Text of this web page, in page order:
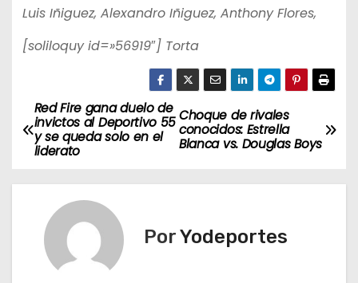
Luis Iñiguez, Alexandro Iñiguez, Anthony Flores,
[soliloquy id=»56919″] Torta
N
a
v
Choque de rivales
conocidos: Estrella
Blanca vs. Douglas Boys
Red Fire gana duelo de
invictos al Deportivo 55
y se queda solo en el
liderato
PorYodeportes